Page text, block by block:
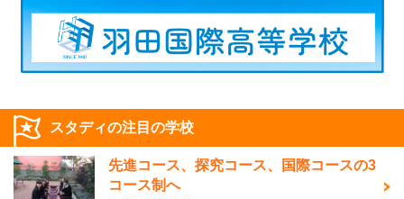
スタディの注目の学校
先進コース、探究コース、国際コースの3
コース制へ